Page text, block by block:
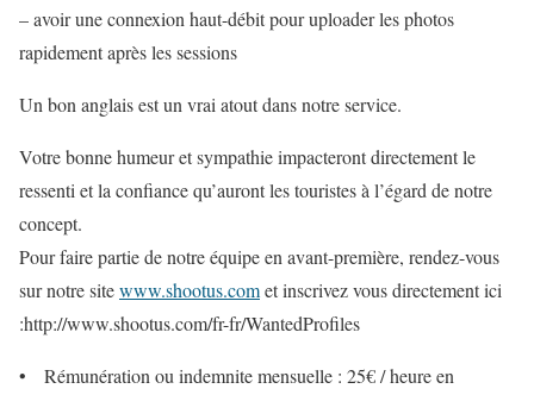
– avoir une connexion haut-débit pour uploader les photos
rapidement après les sessions
Un bon anglais est un vrai atout dans notre service.
Votre bonne humeur et sympathie impacteront directement le
ressenti et la confiance qu’auront les touristes à l’égard de notre
concept.
Pour faire partie de notre équipe en avant-première, rendez-vous
sur notre sitewww.shootus.comet inscrivez vous directement ici
:http://www.shootus.com/fr-fr/WantedProfiles
• Rémunération ou indemnite mensuelle : 25€ / heure en